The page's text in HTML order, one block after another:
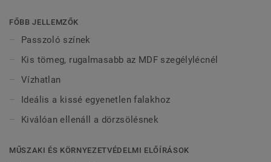
színekben kapható a tökéletes kivitel érdekében. A kívül
rögzített, dekoratív szegélylécek kompatibilisek minden
FŐBB JELLEMZŐK
Passzoló színek
Kis tömeg, rugalmasabb az MDF szegélylécnél
Vízhatlan
Ideális a kissé egyenetlen falakhoz
Kiválóan ellenáll a dörzsölésnek
MŰSZAKI ÉS KÖRNYEZETVÉDELMI ELŐÍRÁSOK